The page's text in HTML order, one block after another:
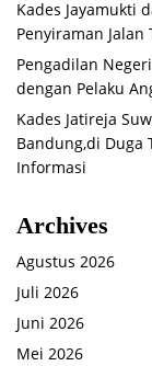
Kades Jayamukti
Penyiraman
Pengadilan
dengan Pelaku
Kades Jatireja
Bandung,di Duga
Informasi
Archives
Agustus 2026
Juli 2026
Juni 2026
Mei 2026